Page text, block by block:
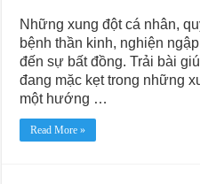
Những xung đột cá nhân,
bệnh thần kinh, nghiện
đến sự bất đồng. Trải bài
đang mặc kẹt trong những
một hướng …
Read More »